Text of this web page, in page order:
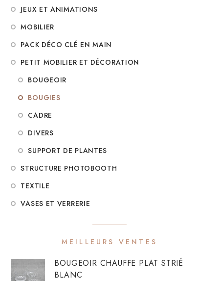
JEUX ET ANIMATIONS
MOBILIER
PACK DÉCO CLÉ EN MAIN
PETIT MOBILIER ET DÉCORATION
BOUGEOIR
BOUGIES
CADRE
DIVERS
SUPPORT DE PLANTES
STRUCTURE PHOTOBOOTH
TEXTILE
VASES ET VERRERIE
MEILLEURS VENTES
BOUGEOIR CHAUFFE PLAT STRIÉ
BLANC